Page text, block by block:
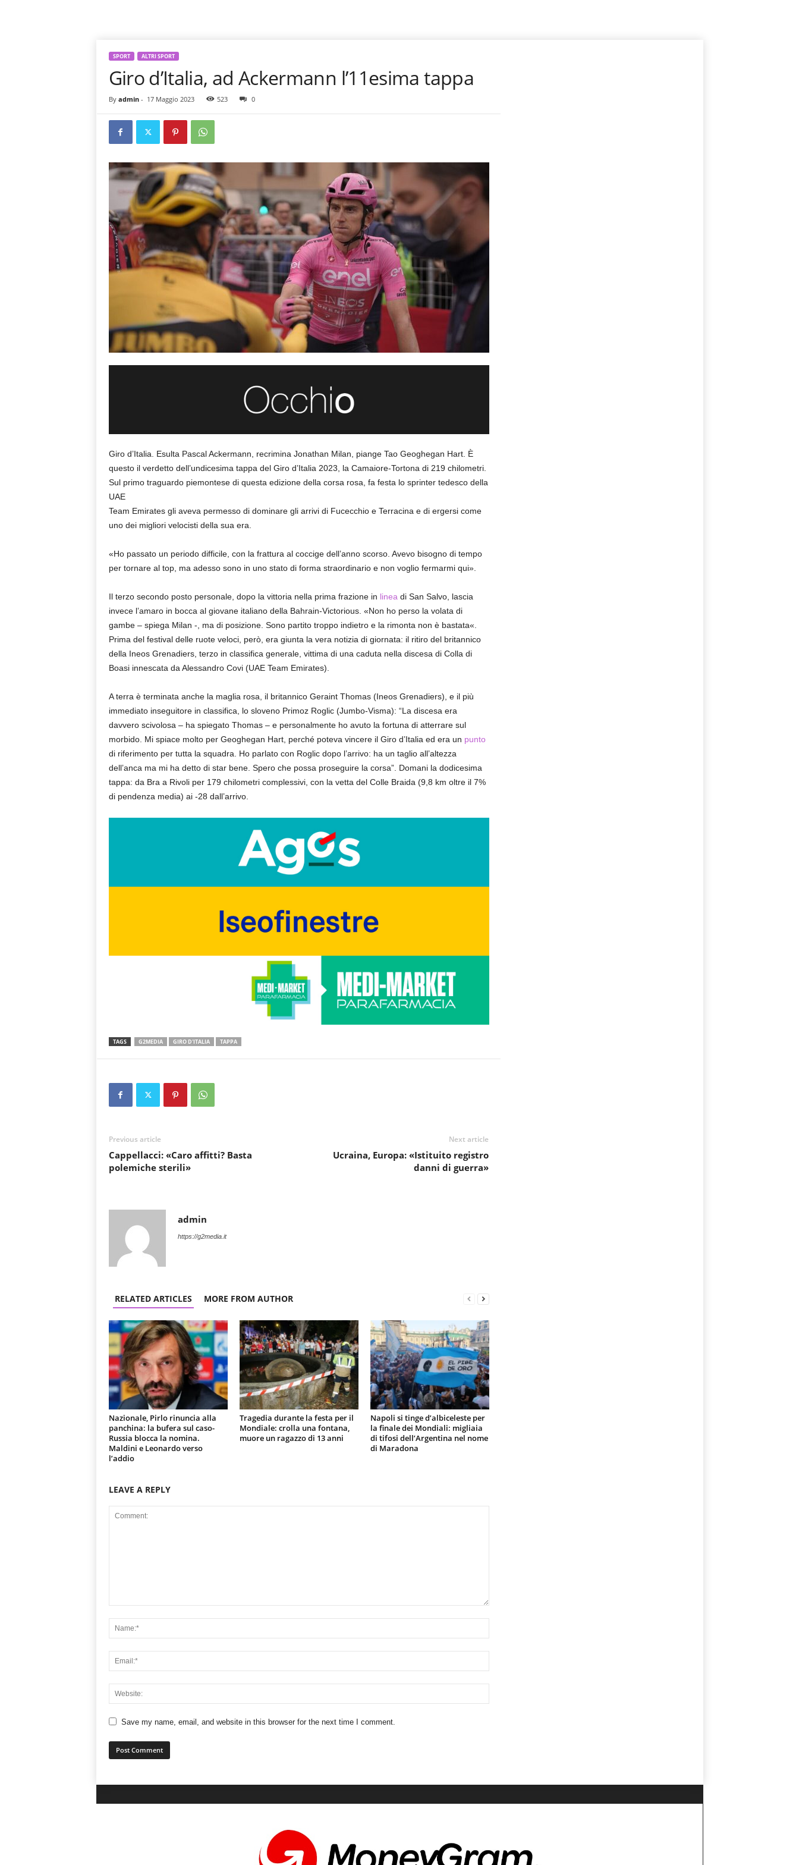
SPORT ALTRI SPORT
Giro d’Italia, ad Ackermann l’11esima tappa
By admin- 17 Maggio 2023 523 0
Giro d’Italia. Esulta Pascal Ackermann, recrimina Jonathan Milan, piange Tao Geoghegan Hart. È
questo il verdetto dell’undicesima tappa del Giro d’Italia 2023, la Camaiore-Tortona di 219 chilometri.
Sul primo traguardo piemontese di questa edizione della corsa rosa, fa festa lo sprinter tedesco della
UAE
Team Emirates gli aveva permesso di dominare gli arrivi di Fucecchio e Terracina e di ergersi come
uno dei migliori velocisti della sua era.
«Ho passato un periodo difficile, con la frattura al coccige dell’anno scorso. Avevo bisogno di tempo
per tornare al top, ma adesso sono in uno stato di forma straordinario e non voglio fermarmi qui».
Il terzo secondo posto personale, dopo la vittoria nella prima frazione in linea di San Salvo, lascia
invece l’amaro in bocca al giovane italiano della Bahrain-Victorious. «Non ho perso la volata di
gambe – spiega Milan -, ma di posizione. Sono partito troppo indietro e la rimonta non è bastata«.
Prima del festival delle ruote veloci, però, era giunta la vera notizia di giornata: il ritiro del britannico
della Ineos Grenadiers, terzo in classifica generale, vittima di una caduta nella discesa di Colla di
Boasi innescata da Alessandro Covi (UAE Team Emirates).
A terra è terminata anche la maglia rosa, il britannico Geraint Thomas (Ineos Grenadiers), e il più
immediato inseguitore in classifica, lo sloveno Primoz Roglic (Jumbo-Visma): “La discesa era
davvero scivolosa – ha spiegato Thomas – e personalmente ho avuto la fortuna di atterrare sul
morbido. Mi spiace molto per Geoghegan Hart, perché poteva vincere il Giro d’Italia ed era un punto
di riferimento per tutta la squadra. Ho parlato con Roglic dopo l’arrivo: ha un taglio all’altezza
dell’anca ma mi ha detto di star bene. Spero che possa proseguire la corsa”. Domani la dodicesima
tappa: da Bra a Rivoli per 179 chilometri complessivi, con la vetta del Colle Braida (9,8 km oltre il 7%
di pendenza media) ai -28 dall’arrivo.
TAGS G2MEDIA GIRO D'ITALIA TAPPA
Previous article
Cappellacci: «Caro affitti? Basta
polemiche sterili»
Next article
Ucraina, Europa: «Istituito registro
danni di guerra»
admin
https://g2media.it
RELATED ARTICLES MORE FROM AUTHOR
Nazionale, Pirlo rinuncia alla
panchina: la bufera sul caso-
Russia blocca la nomina.
Maldini e Leonardo verso
l’addio
Tragedia durante la festa per il
Mondiale: crolla una fontana,
muore un ragazzo di 13 anni
Napoli si tinge d’albiceleste per
la finale dei Mondiali: migliaia
di tifosi dell’Argentina nel nome
di Maradona
LEAVE A REPLY
Save my name, email, and website in this browser for the next time I comment.